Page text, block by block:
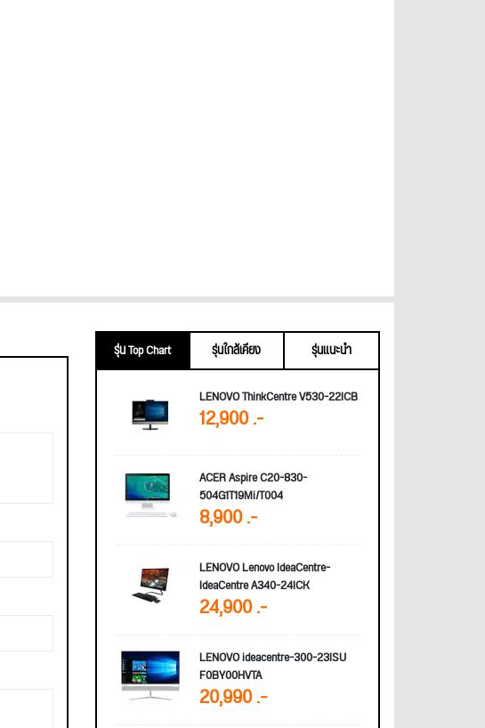
รุ่น Top Chart รุ่นใกล้เคียง
รุ่นแนะนำ
LENOVO ThinkCentre V530-22ICB
12,900 .-
ACER Aspire C20-830-
504G1T19Mi/T004
8,900 .-
LENOVO Lenovo IdeaCentre-
IdeaCentre A340-24ICK
24,900 .-
LENOVO ideacentre-300-23ISU
F0BY00HVTA
20,990 .-